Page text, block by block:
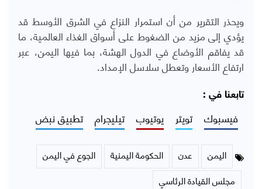
ويحذر التقرير من أن استمرار النزاع في الشرق الأوسط قد
يؤدي إلى مزيد من الضغوط على أسواق الغذاء العالمية، ما
قد يفاقم الأوضاع في الدول الهشة، بما فيها اليمن، عبر
ارتفاع الأسعار وتعطل سلاسل الإمداد.
تابعنا في :
فيسبوك تويتر يوتيوب تيليجرام تطبيق نبض
اليمن عدن الحكومة اليمنية
الجوع في اليمن
مجلس القيادة الرئاسي